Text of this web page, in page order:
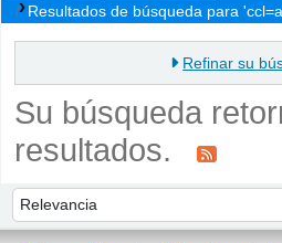
Resultados de búsqueda para
Refinar su
Su búsqueda
resultados.
Ordenar por: